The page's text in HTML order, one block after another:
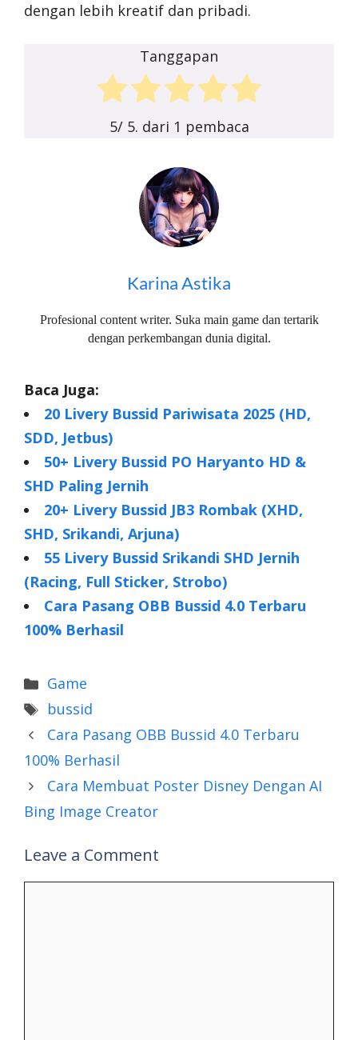
dengan lebih kreatif dan pribadi.
Tanggapan
5/ 5. dari 1 pembaca
Karina Astika
Profesional content writer. Suka main game dan tertarik
dengan perkembangan dunia digital.
Baca Juga:
20 Livery Bussid Pariwisata 2025 (HD,
SDD, Jetbus)
50+ Livery Bussid PO Haryanto HD &
SHD Paling Jernih
20+ Livery Bussid JB3 Rombak (XHD,
SHD, Srikandi, Arjuna)
55 Livery Bussid Srikandi SHD Jernih
(Racing, Full Sticker, Strobo)
Cara Pasang OBB Bussid 4.0 Terbaru
100% Berhasil
Categories
Game
Tags
bussid
Cara Pasang OBB Bussid 4.0 Terbaru
100% Berhasil
Cara Membuat Poster Disney Dengan AI
Bing Image Creator
Leave a Comment